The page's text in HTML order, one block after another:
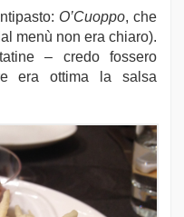
O’Cuoppo, che
menù non era chiaro).
– credo fossero
era ottima la salsa